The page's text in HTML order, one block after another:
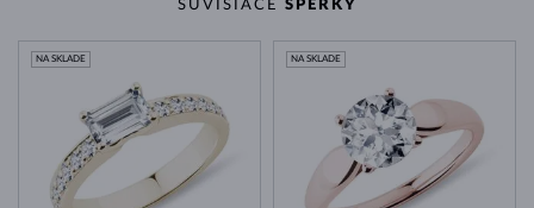
SÚVISIACE ŠPERKY
NA SKLADE NA SKLADE